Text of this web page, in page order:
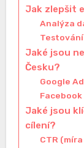
Jak zlepšit
Analýza
Jaké jsou
Česku?
Google
Facebook
Jaké jsou
cílení?
CTR